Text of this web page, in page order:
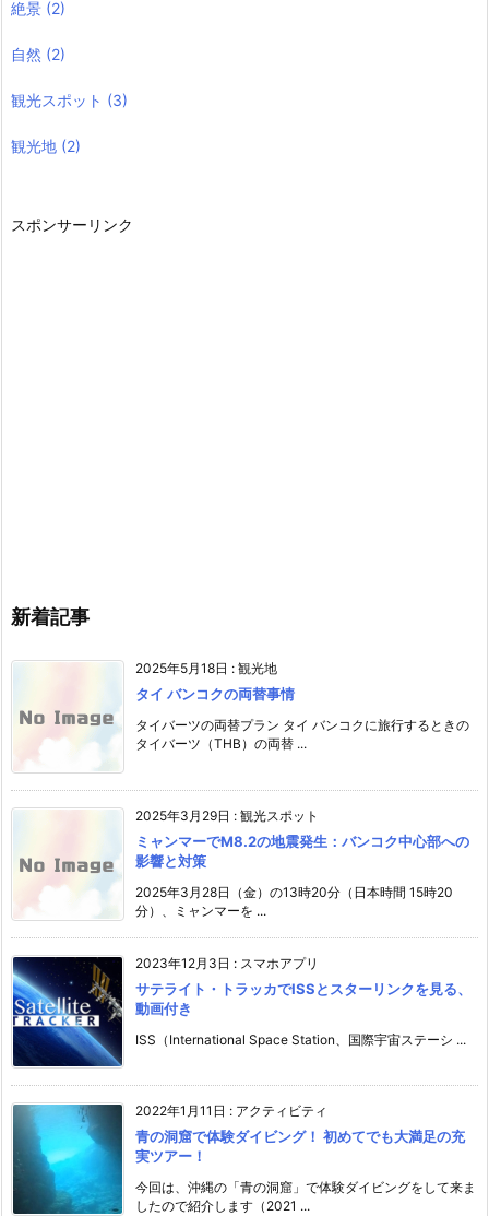
絶景 (2)
自然 (2)
観光スポット (3)
観光地 (2)
スポンサーリンク
新着記事
2025年5月18日 : 観光地
タイ バンコクの両替事情
タイバーツの両替プラン タイ バンコクに旅行するときの
タイバーツ（THB）の両替 ...
2025年3月29日 : 観光スポット
ミャンマーでM8.2の地震発生：バンコク中心部への
影響と対策
2025年3月28日（金）の13時20分（日本時間 15時20
分）、ミャンマーを ...
2023年12月3日 : スマホアプリ
サテライト・トラッカでISSとスターリンクを見る、
動画付き
ISS（International Space Station、国際宇宙ステーシ ...
2022年1月11日 : アクティビティ
青の洞窟で体験ダイビング！ 初めてでも大満足の充
実ツアー！
今回は、沖縄の「青の洞窟」で体験ダイビングをして来ま
したので紹介します（2021 ...